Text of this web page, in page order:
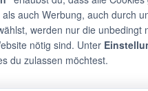
zum
ohne konkrete
derartige Links